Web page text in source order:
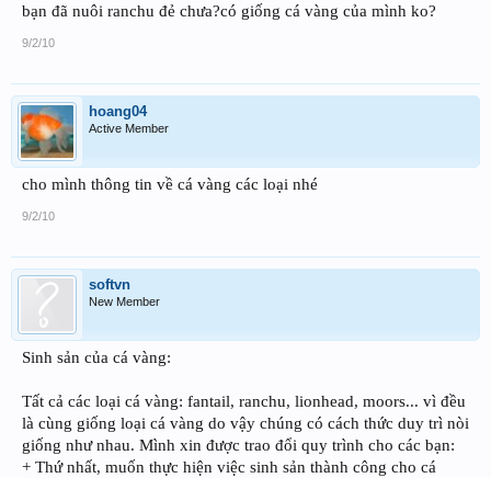
bạn đã nuôi ranchu đẻ chưa?có giống cá vàng của mình ko?
9/2/10
hoang04
Active Member
cho mình thông tin về cá vàng các loại nhé
9/2/10
softvn
New Member
Sinh sản của cá vàng:
Tất cả các loại cá vàng: fantail, ranchu, lionhead, moors... vì đều
là cùng giống loại cá vàng do vậy chúng có cách thức duy trì nòi
giống như nhau. Mình xin được trao đổi quy trình cho các bạn:
+ Thứ nhất, muốn thực hiện việc sinh sản thành công cho cá